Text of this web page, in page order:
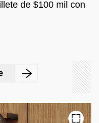
de $100 mil con